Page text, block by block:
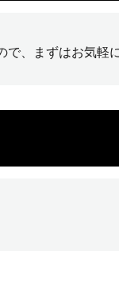
、まずはお気軽